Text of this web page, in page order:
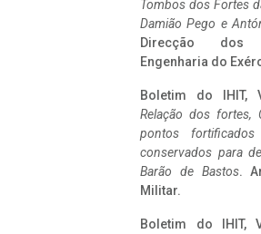
Tombos dos Fortes
Damião Pego e
Direcção dos
Engenharia do
Boletim do IHIT,
Relação dos fortes,
pontos
conservados para
Barão de Bastos.
Militar.
Boletim do IHIT,